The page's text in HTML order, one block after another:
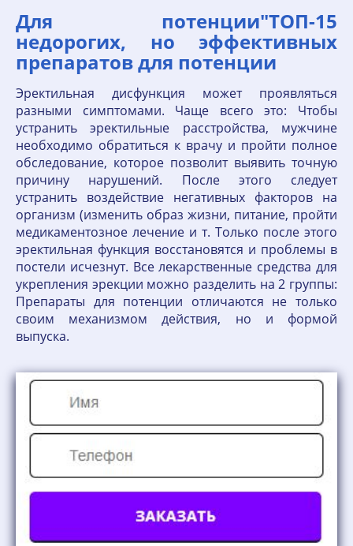
Для потенции"ТОП-15
недорогих, но эффективных
препаратов для потенции
Эректильная дисфункция может проявляться
разными симптомами. Чаще всего это: Чтобы
устранить эректильные расстройства, мужчине
необходимо обратиться к врачу и пройти полное
обследование, которое позволит выявить точную
причину нарушений. После этого следует
устранить воздействие негативных факторов на
организм (изменить образ жизни, питание, пройти
медикаментозное лечение и т. Только после этого
эректильная функция восстановятся и проблемы в
постели исчезнут. Все лекарственные средства для
укрепления эрекции можно разделить на 2 группы:
Препараты для потенции отличаются не только
своим механизмом действия, но и формой
выпуска.